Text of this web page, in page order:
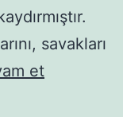
savakları
etManzara